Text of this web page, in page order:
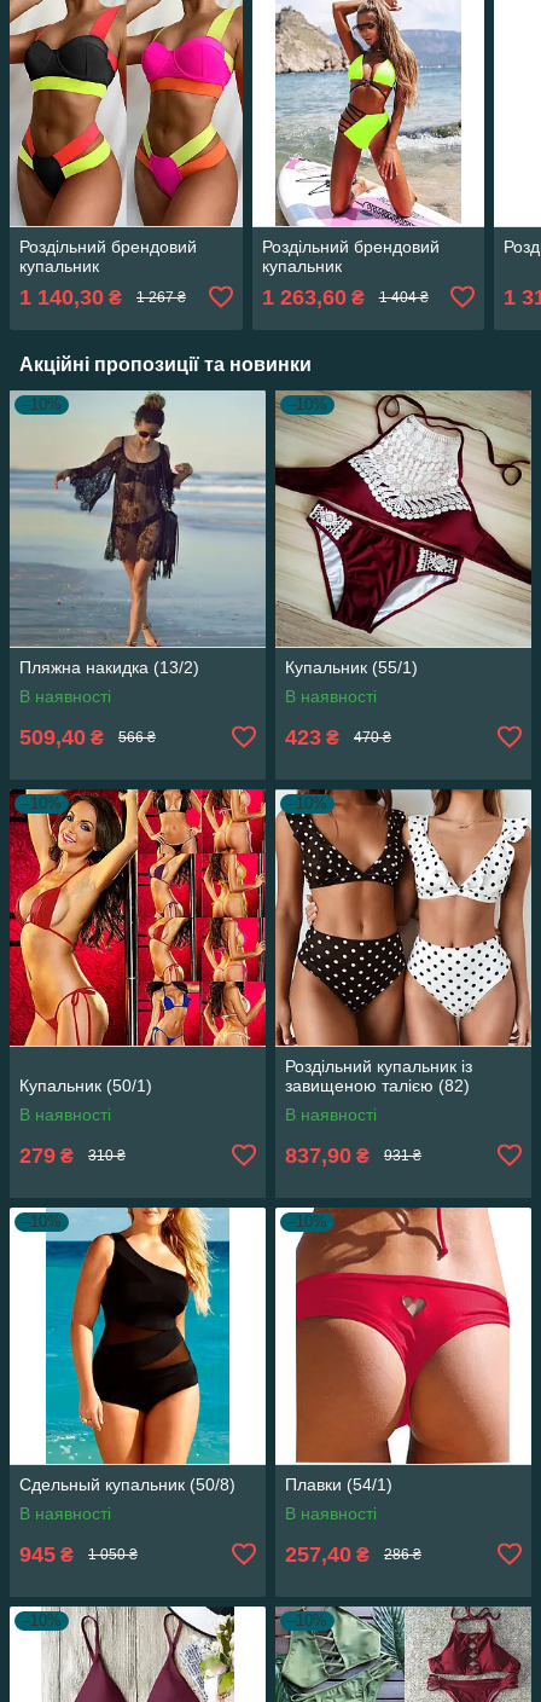
Роздільний брендовий
купальник
1 140,30 ₴ 1 267 ₴
Роздільний брендовий
купальник
1 263,60₴ 1 404 ₴ 1
Акційні пропозиції та новинки
–10%
Пляжна накидка (13/2)
В наявності
509,40 ₴ 566 ₴
–10%
Купальник (55/1)
В наявності
423 ₴ 470 ₴
–10%
Купальник (50/1)
В наявності
279 ₴ 310 ₴
–10%
Роздільний купальник із
завищеною талією (82)
В наявності
837,90 ₴ 931 ₴
–10%
Сдельный купальник (50/8)
В наявності
945 ₴ 1 050 ₴
–10%
Плавки (54/1)
В наявності
257,40 ₴ 286 ₴
–10% –10%